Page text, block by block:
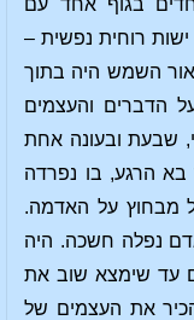
רוחית נפשית –
השמש היה בתוך
הדברים והעצמים
שבעת ובעונה אחת
בא הרגע, בו נפרדה
מבחוץ על האדמה.
נפלה חשכה. היה
עד שימצא שוב את
את העצמים של